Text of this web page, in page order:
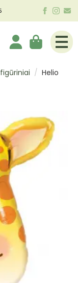
Helio